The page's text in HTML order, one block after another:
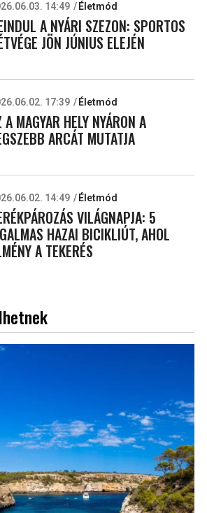
14:49 Életmód
A NYÁRI SZEZON: SPORTOS
JÖN JÚNIUS ELEJÉN
17:39 Életmód
A MAGYAR HELY NYÁRON A
ARCÁT MUTATJA
14:49 Életmód
VILÁGNAPJA: 5
HAZAI BICIKLIÚT, AHOL
A TEKERÉS